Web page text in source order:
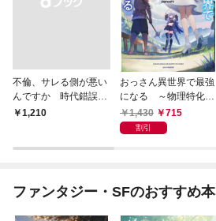
不倫、サレる側が悪い
んですか 時代錯誤な
クズ夫は捨てさせてい
￥1,210
おっさん異世界で最強
になる ～物理特化の
覚醒者～
1,430 715
割引
ファンタジー・SFのおすすめ本